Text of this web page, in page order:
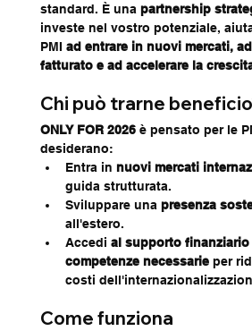
standard. È una partnership
investe nel vostro potenziale,
PMI ad entrare in nuovi mercati,
fatturato e ad accelerare la
Chi può trarne
ONLY FOR 2026 è pensato per le
desiderano:
Entra in nuovi mercati
guida strutturata.
Sviluppare una presenza
all'estero.
Accedi al supporto finanziario
competenze necessarie per
costi
Come funziona